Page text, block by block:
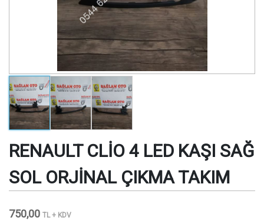
RENAULT CLİO 4 LED KAŞI SAĞ
SOL ORJİNAL ÇIKMA TAKIM
750,00 TL + KDV